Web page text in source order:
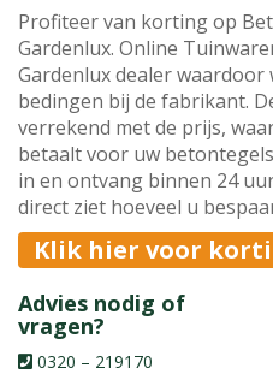
Profiteer van korting op
Gardenlux. Online
Gardenlux dealer
bedingen bij de fabrikant.
verrekend met de prijs,
betaalt voor uw
in en ontvang binnen 24
direct ziet hoeveel u
Klik hier voor
Advies nodig of
vragen?
0320 – 219170